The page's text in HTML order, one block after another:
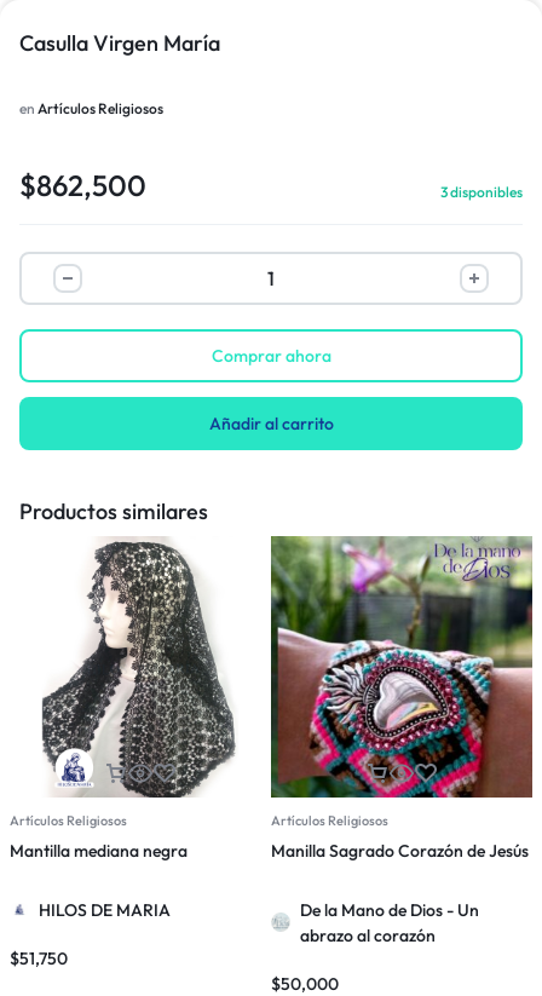
Casulla Virgen María
en Artículos Religiosos
$862,500 3 disponibles
Añadir al carrito
Comprar ahora
Productos similares
Artículos Religiosos
Mantilla mediana negra
HILOS DE MARIA
$51,750
Artículos Religiosos
Manilla Sagrado Corazón de Jesús
De la Mano de Dios - Un
abrazo al corazón
$50,000